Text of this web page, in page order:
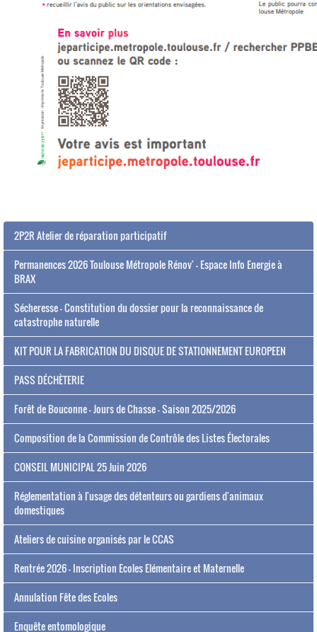
2P2R Atelier de réparation participatif
Permanences 2026 Toulouse Métropole Rénov' - Espace Info Energie à
BRAX
Sécheresse - Constitution du dossier pour la reconnaissance de
catastrophe naturelle
KIT POUR LA FABRICATION DU DISQUE DE STATIONNEMENT EUROPEEN
PASS DÉCHÈTERIE
Forêt de Bouconne - Jours de Chasse - Saison 2025/2026
Composition de la Commission de Contrôle des Listes Électorales
CONSEIL MUNICIPAL 25 Juin 2026
Réglementation à l'usage des détenteurs ou gardiens d'animaux
domestiques
Ateliers de cuisine organisés par le CCAS
Rentrée 2026 - Inscription Ecoles Elémentaire et Maternelle
Annulation Fête des Ecoles
Enquête entomologique